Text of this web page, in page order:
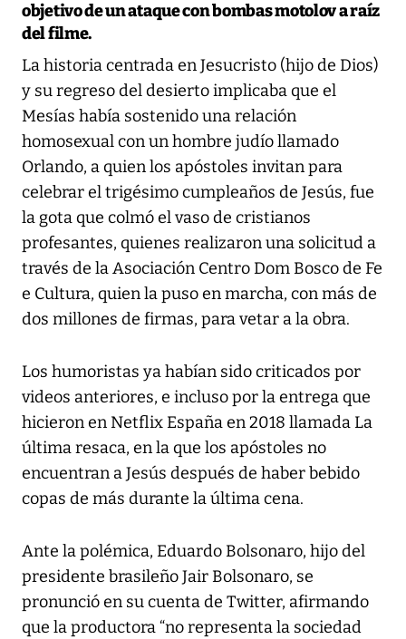
objetivo de un ataque con bombas motolov a raíz
del filme.
La historia centrada en Jesucristo (hijo de Dios)
y su regreso del desierto implicaba que el
Mesías había sostenido una relación
homosexual con un hombre judío llamado
Orlando, a quien los apóstoles invitan para
celebrar el trigésimo cumpleaños de Jesús, fue
la gota que colmó el vaso de cristianos
profesantes, quienes realizaron una solicitud a
través de la Asociación Centro Dom Bosco de Fe
e Cultura, quien la puso en marcha, con más de
dos millones de firmas, para vetar a la obra.
Los humoristas ya habían sido criticados por
videos anteriores, e incluso por la entrega que
hicieron en Netflix España en 2018 llamadaLa
última resaca, en la que los apóstoles no
encuentran a Jesús después de haber bebido
copas de más durante la última cena.
Ante la polémica, Eduardo Bolsonaro, hijo del
presidente brasileño Jair Bolsonaro, se
pronunció en su cuenta de Twitter, afirmando
que la productora “no representa la sociedad